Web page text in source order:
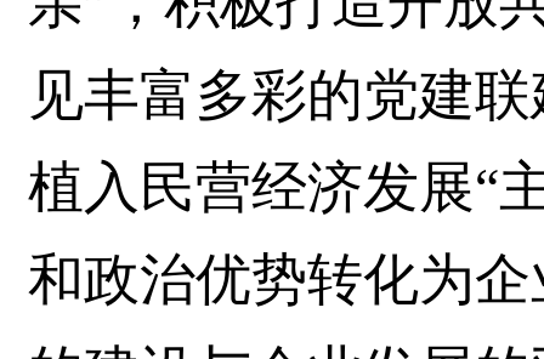
见丰富多彩的党建
植入民营经济发展“
和政治优势转化为